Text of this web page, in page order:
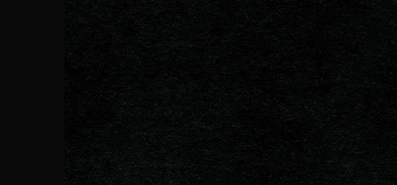
京都・五
献うるう
京都・五条烏丸の町屋居